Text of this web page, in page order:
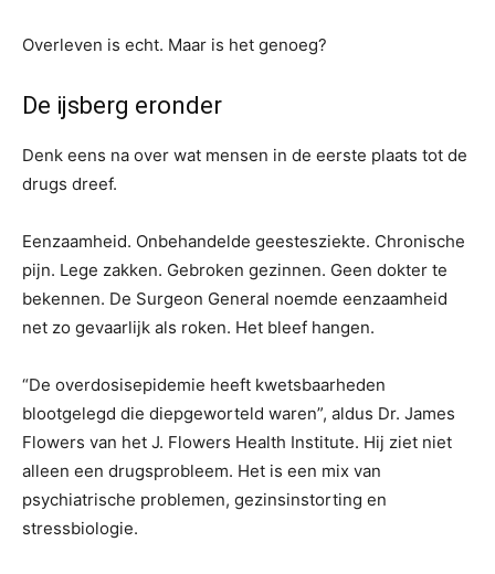
Overleven is echt. Maar is het genoeg?
De ijsberg eronder
Denk eens na over wat mensen in de eerste plaats tot de
drugs dreef.
Eenzaamheid. Onbehandelde geestesziekte. Chronische
pijn. Lege zakken. Gebroken gezinnen. Geen dokter te
bekennen. De Surgeon General noemde eenzaamheid
net zo gevaarlijk als roken. Het bleef hangen.
“De overdosisepidemie heeft kwetsbaarheden
blootgelegd die diepgeworteld waren”, aldus Dr. James
Flowers van het J. Flowers Health Institute. Hij ziet niet
alleen een drugsprobleem. Het is een mix van
psychiatrische problemen, gezinsinstorting en
stressbiologie.